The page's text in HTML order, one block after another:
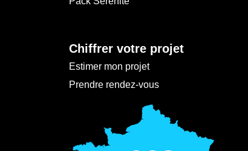
Chiffrer votre projet
Estimer mon projet
Prendre rendez-vous